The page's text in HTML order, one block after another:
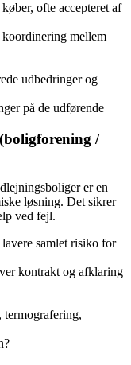
ofte accepteret af
mellem
udbedringer og
på de udførende
/
er en
løsning. Det sikrer
ved fejl.
samlet risiko for
kontrakt og afklaring